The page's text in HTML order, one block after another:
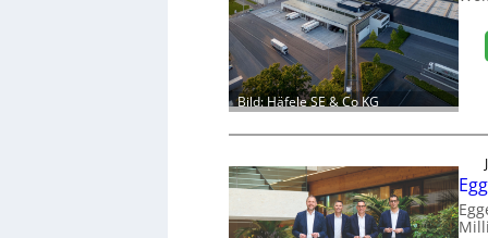
Bild: Häfele SE & Co KG